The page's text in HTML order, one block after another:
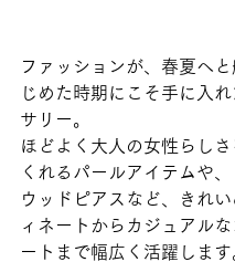
ファッションが、春夏へ
じめた時期にこそ手に入
サリー。
ほどよく大人の女性らし
くれるパールアイテムや
ウッドピアスなど、きれ
ィネートからカジュアル
ートまで幅広く活躍します